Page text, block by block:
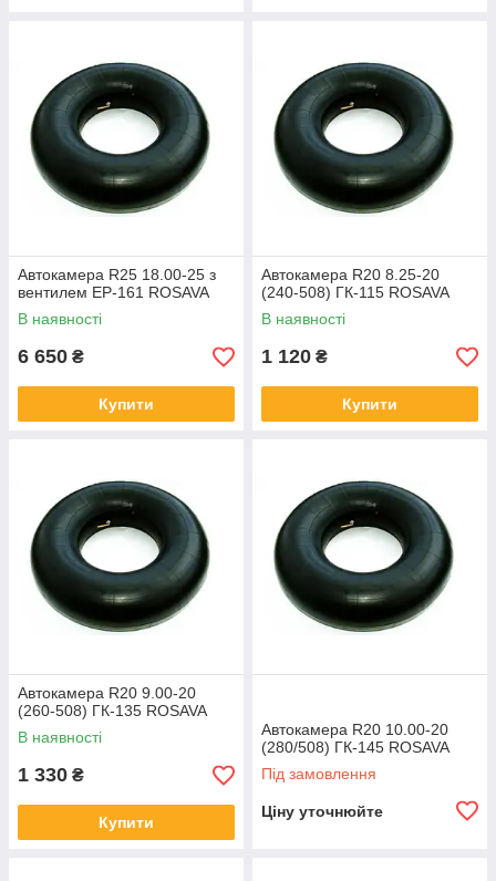
Автокамери R16 175-16 BELSHINA (короткий вентиль)
виробництва – Білорусь.
ВСІ ШИНИ КАТАЛОГУ
Переваги співпраці з нашою компанією
ОФІЦІЙНИЙ ДИЛЕР
Наша компания – официальный дилер и
Автокамера R25 18.00-25 з
вентилем EP-161 ROSAVA
В наявності
6 650 ₴
Купити
Автокамера R20 8.25-20
(240-508) ГК-115 ROSAVA
В наявності
1 120 ₴
Купити
Автокамера R20 9.00-20
(260-508) ГК-135 ROSAVA
В наявності
1 330 ₴
Купити
Автокамера R20 10.00-20
(280/508) ГК-145 ROSAVA
Під замовлення
Ціну уточнюйте